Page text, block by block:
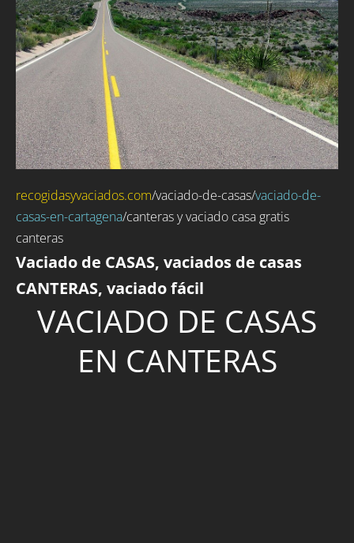
recogidasyvaciados.com/vaciado-de-casas/vaciado-de-
casas-en-cartagena/canteras y vaciado casa gratis
canteras
Vaciado de CASAS, vaciados de casas
CANTERAS, vaciado fácil
VACIADO DE CASAS
EN CANTERAS